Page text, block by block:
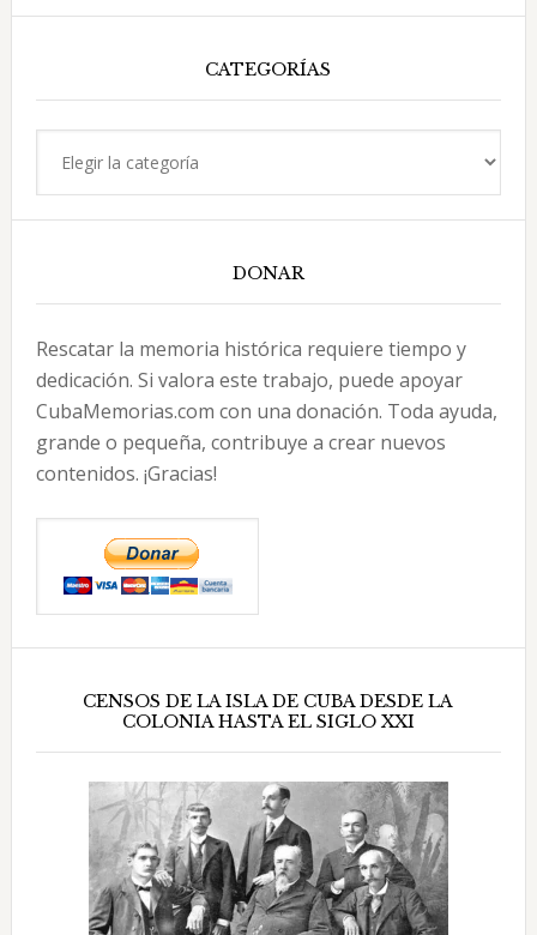
CATEGORÍAS
DONAR
Rescatar la memoria histórica requiere tiempo y
dedicación. Si valora este trabajo, puede apoyar
CubaMemorias.com con una donación. Toda ayuda,
grande o pequeña, contribuye a crear nuevos
contenidos. ¡Gracias!
CENSOS DE LA ISLA DE CUBA DESDE LA
COLONIA HASTA EL SIGLO XXI